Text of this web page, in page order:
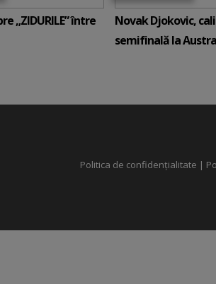
„ZIDURILE” între
Novak Djokovic,
semifinală la
Politica de confidențialitate |